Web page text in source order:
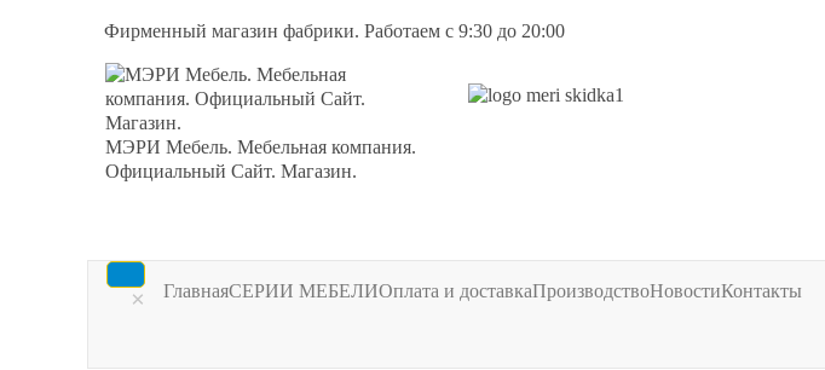
Фирменный магазин фабрики. Работаем с 9:30 до 20:00
МЭРИ Мебель. Мебельная компания.
Официальный Сайт. Магазин.
× ГлавнаяСЕРИИ МЕБЕЛИОплата и доставкаПроизводствоНовостиКонтакты